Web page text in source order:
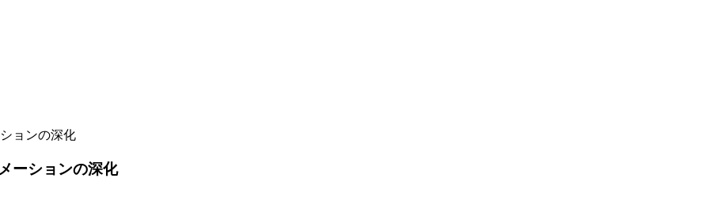
ョンの深化
ーションの深化